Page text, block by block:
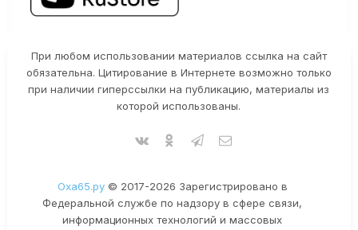
При любом использовании материалов ссылка на сайт
обязательна. Цитирование в Интернете возможно только
при наличии гиперссылки на публикацию, материалы из
которой использованы.
Оха65.ру© 2017-2026 Зарегистрировано в
Федеральной службе по надзору в сфере связи,
информационных технологий и массовых